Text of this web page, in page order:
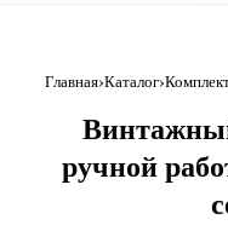
Главная Каталог
ручной